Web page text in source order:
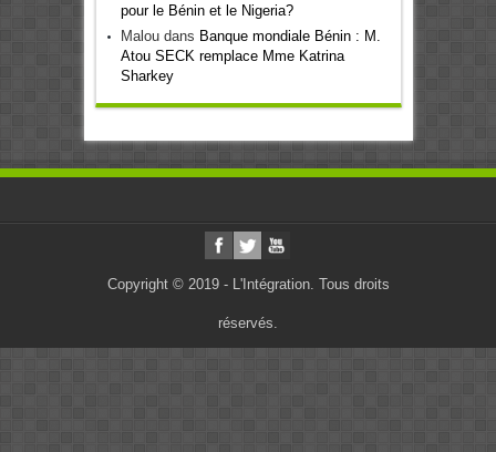
pour le Bénin et le Nigeria?
Maloudans Banque mondiale Bénin : M.
Atou SECK remplace Mme Katrina
Sharkey
Copyright © 2019 - L'Intégration. Tous droits
réservés.